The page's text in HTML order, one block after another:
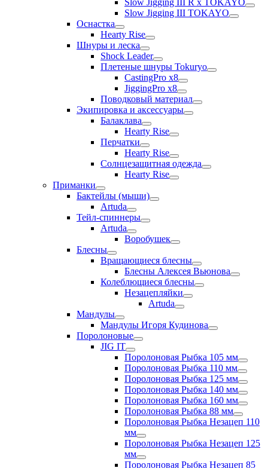
Slow Jigging III R x TOKAYO
Slow Jigging III TOKAYO
Оснастка
Hearty Rise
Шнуры и леска
Shock Leader
Плетеные шнуры Tokuryo
CastingPro x8
JiggingPro x8
Поводковый материал
Экипировка и аксессуары
Балаклава
Hearty Rise
Перчатки
Hearty Rise
Солнцезащитная одежда
Hearty Rise
Приманки
Бактейлы (мыши)
Artuda
Тейл-спиннеры
Artuda
Воробушек
Блесны
Вращающиеся блесны
Блесны Алексея Вьюнова
Колеблющиеся блесны
Незацепляйки
Artuda
Мандулы
Мандулы Игоря Кудинова
Поролоновые
JIG IT
Поролоновая Рыбка 105 мм
Поролоновая Рыбка 110 мм
Поролоновая Рыбка 125 мм
Поролоновая Рыбка 140 мм
Поролоновая Рыбка 160 мм
Поролоновая Рыбка 88 мм
Поролоновая Рыбка Незацеп 110
мм
Поролоновая Рыбка Незацеп 125
мм
Поролоновая Рыбка Незацеп 85